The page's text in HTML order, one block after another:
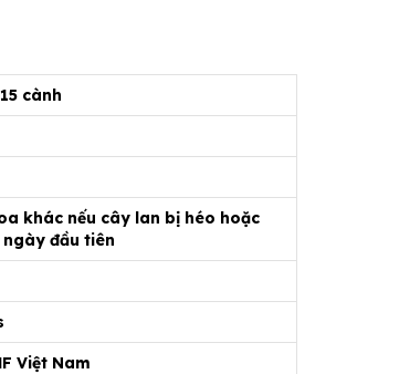
cành
khác nếu cây lan bị héo hoặc
đầu tiên
Việt Nam